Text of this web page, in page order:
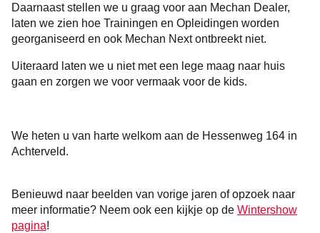
Daarnaast stellen we u graag voor aan Mechan Dealer,
laten we zien hoe Trainingen en Opleidingen worden
georganiseerd en ook Mechan Next ontbreekt niet.
Uiteraard laten we u niet met een lege maag naar huis
gaan en zorgen we voor vermaak voor de kids.
We heten u van harte welkom aan de Hessenweg 164 in
Achterveld.
Benieuwd naar beelden van vorige jaren of opzoek naar
meer informatie? Neem ook een kijkje op de Wintershow
pagina!